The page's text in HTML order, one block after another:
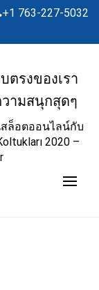
+1 763-227-5032
ตรงของเรา
ามสนุกสุดๆ
ล็อตออนไลน์กับ
2020 –